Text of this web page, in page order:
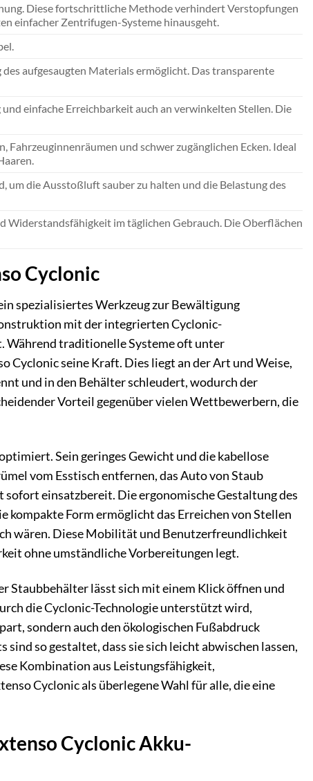
Diese fortschrittliche Methode verhindert Verstopfungen
einfacher Zentrifugen-Systeme hinausgeht.
aufgesaugten Materials ermöglicht. Das transparente
einfache Erreichbarkeit auch an verwinkelten Stellen. Die
und schwer zugänglichen Ecken. Ideal
die Ausstoßluft sauber zu halten und die Belastung des
im täglichen Gebrauch. Die Oberflächen
Cyclonic
spezialisiertes Werkzeug zur Bewältigung
mit der integrierten Cyclonic-
Während traditionelle Systeme oft unter
Cyclonic seine Kraft. Dies liegt an der Art und Weise,
und in den Behälter schleudert, wodurch der
Vorteil gegenüber vielen Wettbewerbern, die
Sein geringes Gewicht und die kabellose
vom Esstisch entfernen, das Auto von Staub
sofort einsatzbereit. Die ergonomische Gestaltung des
kompakte Form ermöglicht das Erreichen von Stellen
wären. Diese Mobilität und Benutzerfreundlichkeit
ohne umständliche Vorbereitungen legt.
Staubbehälter lässt sich mit einem Klick öffnen und
die Cyclonic-Technologie unterstützt wird,
sondern auch den ökologischen Fußabdruck
so gestaltet, dass sie sich leicht abwischen lassen,
Kombination aus Leistungsfähigkeit,
Cyclonic als überlegene Wahl für alle, die eine
Cyclonic Akku-